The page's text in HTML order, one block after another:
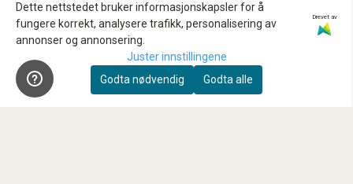
Kontakt oss
Reparasjon og service
Innbytte
Dette nettstedet bruker informasjonskapsler for å
fungere korrekt, analysere trafikk, personalisering av
annonser og annonsering.
Drevet av
Juster innstillingene
Godta nødvendig
Godta alle